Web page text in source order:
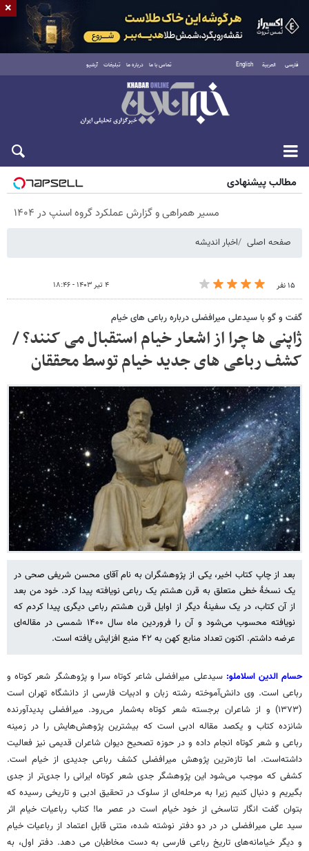
فارسی العربية English تماس با ما درباره ما تبلیغات آرشیو
پنجشنبه ۱۵ مرداد ۱۴۰۵
مطالب پیشنهادی
مسیر همراهی و گزارش عملکرد گروه اسنپ در ۱۴۰۴
صفحه اصلی اخبار اندیشه
۱۵ نفر ۴ تیر ۱۴۰۳ - ۱۸:۴۶
گفت و گو با سیدعلی میرافضلی درباره رباعی های خیام
ژاپنی ها چرا از اشعار خیام استقبال می کنند؟ /
کشف رباعی های جدید خیام توسط محققان
بعد از چاپ کتاب اخیر، یکی از پژوهشگران به نام آقای محسن شریفی صحی در
یک نسخۀ خطی متعلق به قرن هشتم یک رباعی نویافته پیدا کرد. خود من بعد
از آن کتاب، در یک سفینۀ دیگر از اوایل قرن هشتم رباعی دیگری پیدا کردم که
نویافته محسوب می‌شود و آن را فروردین ماه سال ۱۴۰۰ شمسی در مقاله‌ای
عرضه داشتم. اکنون تعداد منابع کهن به ۴۲ منبع افزایش یافته است.
حسام الدین اسلاملو: سیدعلی میرافضلی شاعر کوتاه سرا و پژوهشگر شعر کوتاه و
رباعی‌ است. وی دانش‌آموخته رشته زبان و ادبیات فارسی از دانشگاه تهران است
(۱۳۷۳) و از شاعران برجسته شعر کوتاه به‌شمار می‌رود. میرافضلی پدیدآورنده
شانزده کتاب و یکصد مقاله ادبی است که بیشترین پژوهش‌هایش را در زمینه
رباعی و شعر کوتاه انجام داده و در حوزه تصحیح دیوان شاعران قدیمی نیز فعالیت
داشته‌است. اما تازه‌ترین پژوهش میرافضلی کشف رباعی جدیدی از خیام است.
کشفی که موجب می‌شود این پژوهشگر جدی شعر کوتاه ایرانی را جدی‌تر از جدی
بگیریم و دنبال کنیم زیرا به مرحله‌ای از سلوک در تحقیق ادبی و تاریخی رسیده که
بتوان گفت انگار تناسخی از خود خیام است در عصر ما! کتاب رباعیات خیام اثر
سید علی میرافضلی در در دو دفتر نوشته شده، متنی قابل اعتماد از رباعیات خیام
و دیگر خیامانه‌های تاریخ رباعی فارسی به دست مخاطبان می دهد. دفتر اول، به
×